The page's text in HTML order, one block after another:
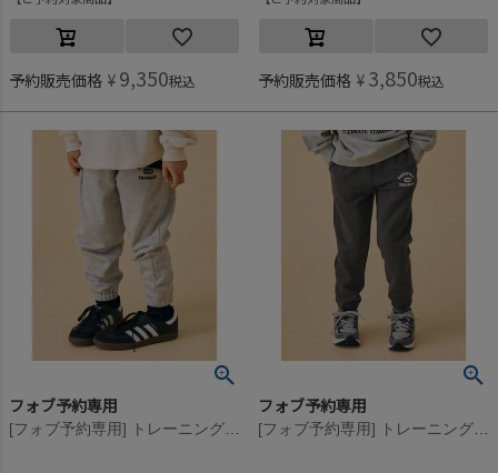
予約販売価格 ¥ 9,350税込 予約販売価格 ¥ 3,850税込
フォブ予約専用 フォブ予約専用